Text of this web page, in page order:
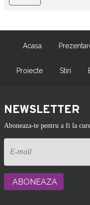
Acasa
Proiecte Stiri
NEWSLETTER
Aboneaza-te pentru a fi la